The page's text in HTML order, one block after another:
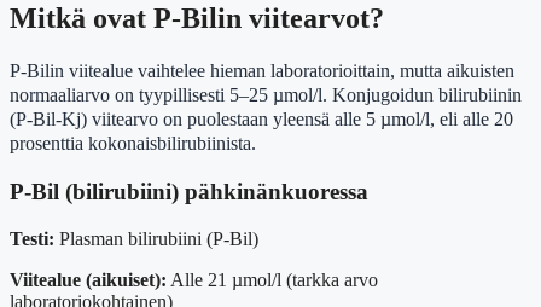
Mitkä ovat P-Bilin viitearvot?
P-Bilin viitealue vaihtelee hieman laboratorioittain, mutta aikuisten
normaaliarvo on tyypillisesti 5–25 µmol/l. Konjugoidun bilirubiinin
(P-Bil-Kj) viitearvo on puolestaan yleensä alle 5 µmol/l, eli alle 20
prosenttia kokonaisbilirubiinista.
P-Bil (bilirubiini) pähkinänkuoressa
Testi: Plasman bilirubiini (P-Bil)
Viitealue (aikuiset): Alle 21 µmol/l (tarkka arvo
laboratoriokohtainen)